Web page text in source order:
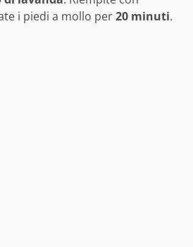
i piedi a mollo per20 minuti.